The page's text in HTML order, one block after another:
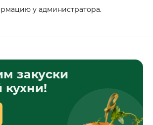
у администратора.
закуски
кухни!